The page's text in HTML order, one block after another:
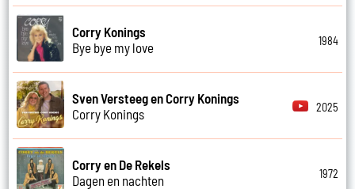
Corry Konings
Bye bye my love
1984
Sven Versteeg en Corry Konings
Corry Konings
2025
Corry en De Rekels
Dagen en nachten
1972